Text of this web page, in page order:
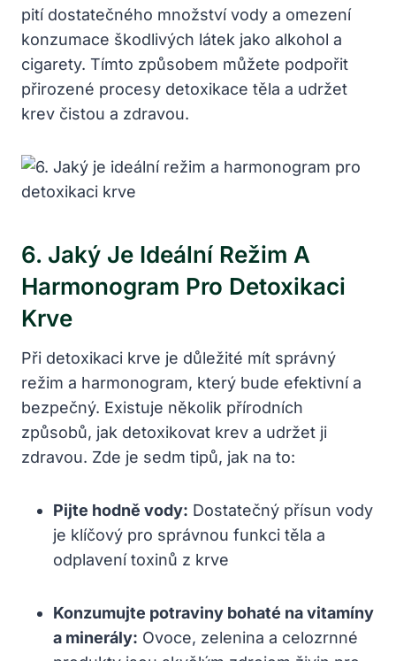
⁣pití‌ dostatečného ⁣množství vody a omezení
konzumace škodlivých látek ⁢jako alkohol a
cigarety. Tímto způsobem můžete podpořit
‌přirozené procesy detoxikace těla ⁤a udržet
krev⁢ čistou a zdravou.
6. ‌Jaký Je Ideální Režim A
Harmonogram Pro Detoxikaci
Krve
Při detoxikaci krve je důležité mít správný
režim a harmonogram, který‍ bude ⁢efektivní‍ a
bezpečný. Existuje několik‍ přírodních
způsobů, jak⁤ detoxikovat krev a​ udržet ji
zdravou. Zde je ​sedm tipů, jak na to:
Pijte hodně vody: Dostatečný přísun ⁣vody
je klíčový ⁣pro správnou funkci těla a
odplavení toxinů z ‍krve
Konzumujte potraviny bohaté ‍na vitamíny
a minerály: Ovoce, zelenina a ⁢celozrnné